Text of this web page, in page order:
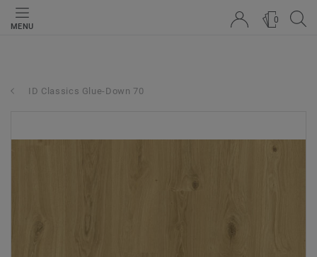
MENU
0
ID Classics Glue-Down 70